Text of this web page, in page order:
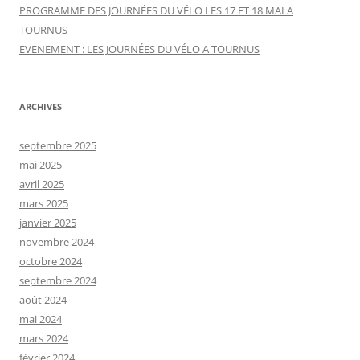
c
h
e
:
PROGRAMME DES JOURNÉES DU VÉLO LES 17 ET 18 MAI A
TOURNUS
EVENEMENT : LES JOURNÉES DU VÉLO A TOURNUS
ARCHIVES
septembre 2025
mai 2025
avril 2025
mars 2025
janvier 2025
novembre 2024
octobre 2024
septembre 2024
août 2024
mai 2024
mars 2024